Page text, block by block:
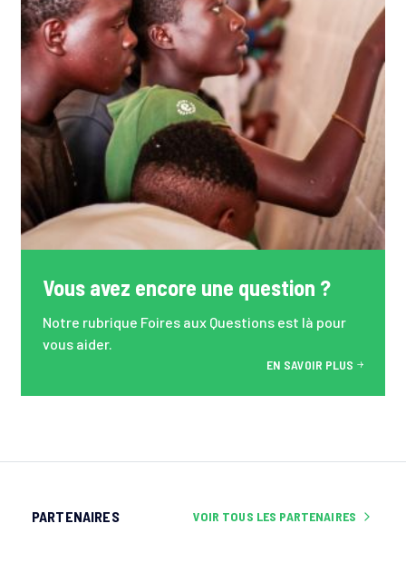
Vous avez encore une question ?
Notre rubrique Foires aux Questions est là pour
vous aider.
EN SAVOIR PLUS
PARTENAIRES VOIR TOUS LES PARTENAIRES